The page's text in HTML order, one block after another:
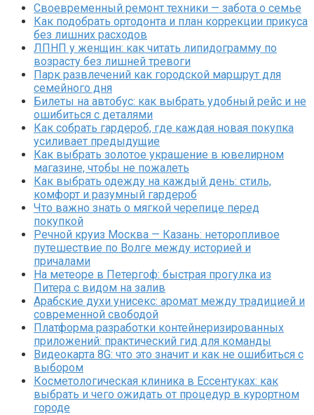
Своевременный ремонт техники — забота о семье
Как подобрать ортодонта и план коррекции прикуса
без лишних расходов
ЛПНП у женщин: как читать липидограмму по
возрасту без лишней тревоги
Парк развлечений как городской маршрут для
семейного дня
Билеты на автобус: как выбрать удобный рейс и не
ошибиться с деталями
Как собрать гардероб, где каждая новая покупка
усиливает предыдущие
Как выбрать золотое украшение в ювелирном
магазине, чтобы не пожалеть
Как выбрать одежду на каждый день: стиль,
комфорт и разумный гардероб
Что важно знать о мягкой черепице перед
покупкой
Речной круиз Москва — Казань: неторопливое
путешествие по Волге между историей и
причалами
На метеоре в Петергоф: быстрая прогулка из
Питера с видом на залив
Арабские духи унисекс: аромат между традицией и
современной свободой
Платформа разработки контейнеризированных
приложений: практический гид для команды
Видеокарта 8G: что это значит и как не ошибиться с
выбором
Косметологическая клиника в Ессентуках: как
выбрать и чего ожидать от процедур в курортном
городе